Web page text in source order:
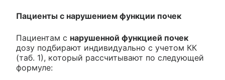
Пациенты с нарушением функции почек
Пациентам с нарушенной функцией почек
дозу подбирают индивидуально с учетом КК
(таб. 1), который рассчитывают по следующей
формуле: